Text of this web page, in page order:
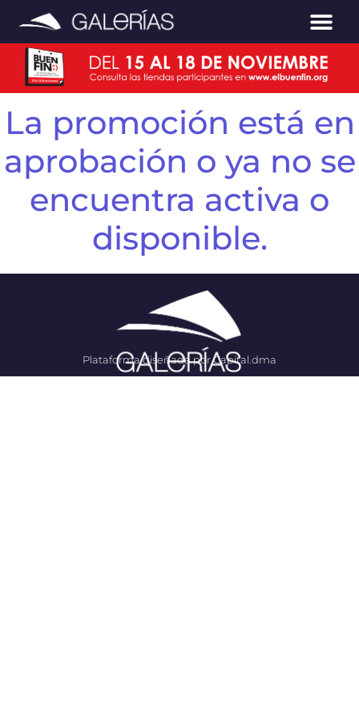
La promoción está en
aprobación o ya no se
encuentra activa o
disponible.
Plataforma diseñada por Capital.dma